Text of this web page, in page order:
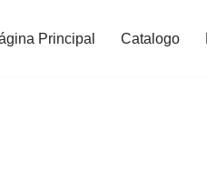
Principal Catalogo